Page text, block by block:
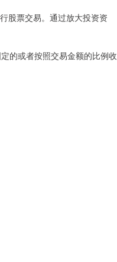
股票交易。通过放大投资资
的或者按照交易金额的比例收